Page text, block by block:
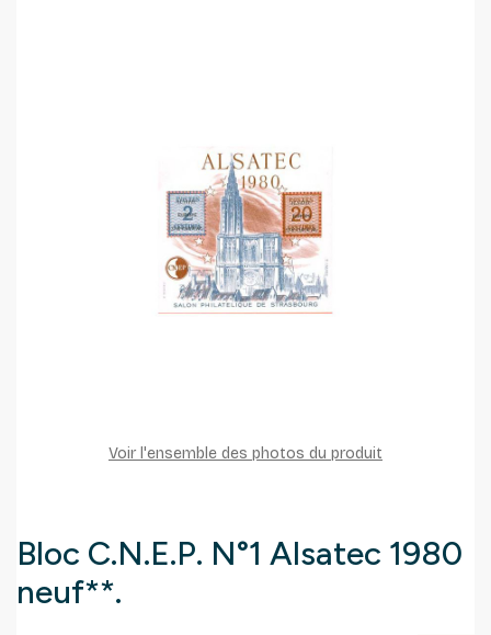
Voir l'ensemble des photos du produit
Bloc C.N.E.P. N°1 Alsatec 1980
neuf**.